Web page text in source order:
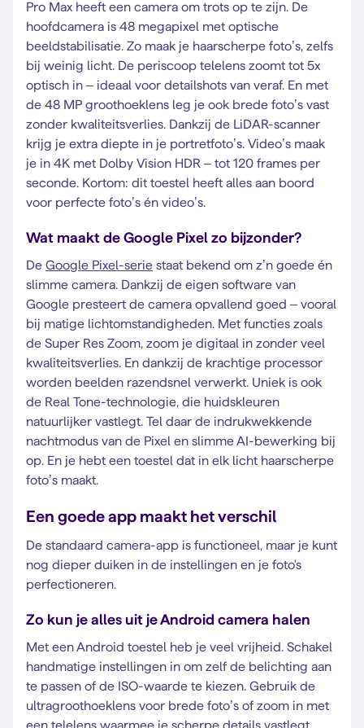
Pro Max heeft een camera om trots op te zijn. De
hoofdcamera is 48 megapixel met optische
beeldstabilisatie. Zo maak je haarscherpe foto’s, zelfs
bij weinig licht. De periscoop telelens zoomt tot 5x
optisch in – ideaal voor detailshots van veraf. En met
de 48 MP groothoeklens leg je ook brede foto’s vast
zonder kwaliteitsverlies. Dankzij de LiDAR-scanner
krijg je extra diepte in je portretfoto’s. Video’s maak
je in 4K met Dolby Vision HDR – tot 120 frames per
seconde. Kortom: dit toestel heeft alles aan boord
voor perfecte foto’s én video’s.
Wat maakt de Google Pixel zo bijzonder?
De Google Pixel-serie staat bekend om z’n goede én
slimme camera. Dankzij de eigen software van
Google presteert de camera opvallend goed – vooral
bij matige lichtomstandigheden. Met functies zoals
de Super Res Zoom, zoom je digitaal in zonder veel
kwaliteitsverlies. En dankzij de krachtige processor
worden beelden razendsnel verwerkt. Uniek is ook
de Real Tone-technologie, die huidskleuren
natuurlijker vastlegt. Tel daar de indrukwekkende
nachtmodus van de Pixel en slimme AI-bewerking bij
op. En je hebt een toestel dat in elk licht haarscherpe
foto’s maakt.
Een goede app maakt het verschil
De standaard camera-app is functioneel, maar je kunt
nog dieper duiken in de instellingen en je foto's
perfectioneren.
Zo kun je alles uit je Android camera halen
Met een Android toestel heb je veel vrijheid. Schakel
handmatige instellingen in om zelf de belichting aan
te passen of de ISO-waarde te kiezen. Gebruik de
ultragroothoeklens voor brede foto’s of zoom in met
een telelens waarmee je scherpe details vastlegt.